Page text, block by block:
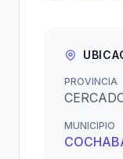
PROVINCIA
MUNICIPIO